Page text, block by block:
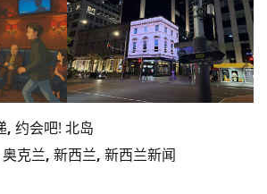
, 约会吧! 北岛
奥克兰, 新西兰, 新西兰新闻